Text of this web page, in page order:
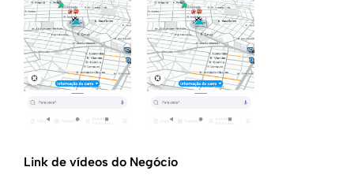
Link de vídeos do Negócio